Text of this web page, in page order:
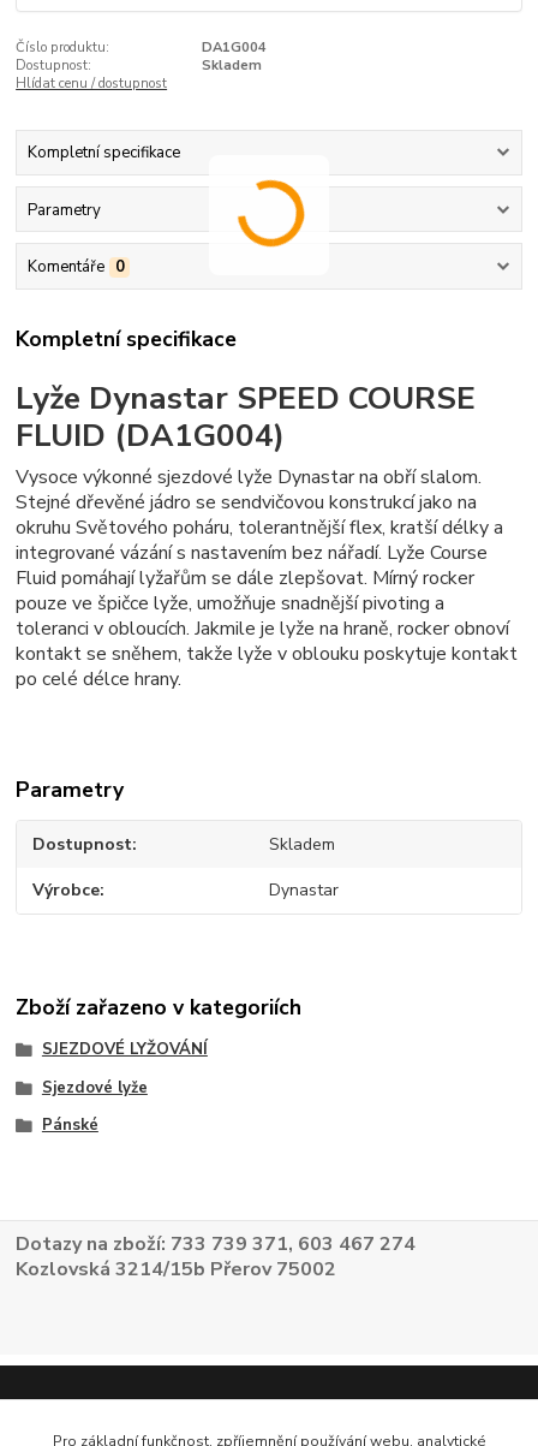
Číslo produktu:
DA1G004
Dostupnost:
Skladem
Hlídat cenu / dostupnost
Kompletní specifikace
Parametry
Komentáře 0
Kompletní specifikace
Lyže Dynastar SPEED COURSE
FLUID (DA1G004)
Vysoce výkonné sjezdové lyže Dynastar na obří slalom.
Stejné dřevěné jádro se sendvičovou konstrukcí jako na
okruhu Světového poháru, tolerantnější flex, kratší délky a
integrované vázání s nastavením bez nářadí. Lyže Course
Fluid pomáhají lyžařům se dále zlepšovat. Mírný rocker
pouze ve špičce lyže, umožňuje snadnější pivoting a
toleranci v obloucích. Jakmile je lyže na hraně, rocker obnoví
kontakt se sněhem, takže lyže v oblouku poskytuje kontakt
po celé délce hrany.
Parametry
Dostupnost Skladem
Výrobce Dynastar
Zboží zařazeno v kategoriích
SJEZDOVÉ LYŽOVÁNÍ
Sjezdové lyže
Pánské
Dotazy na zboží: 733 739 371, 603 467 274
Kozlovská 3214/15b Přerov 75002
Pro základní funkčnost, zpříjemnění používání webu, analytické